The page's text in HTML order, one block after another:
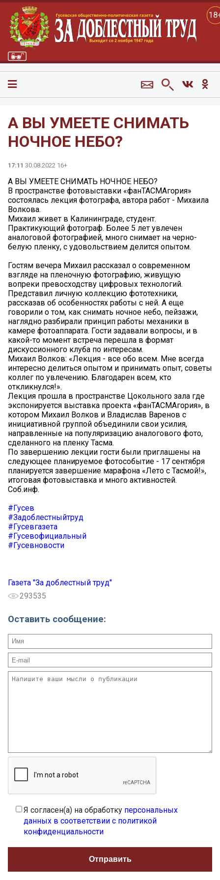
А ВЫ УМЕЕТЕ СНИМАТЬ
НОЧНОЕ НЕБО?
17:11 30.08.2022 16+
А ВЫ УМЕЕТЕ СНИМАТЬ НОЧНОЕ НЕБО?
В пространстве фотовыставки «фанТАСМАгория»
состоялась лекция фотографа, автора работ - Михаила
Волкова.
Михаил живет в Калининграде, студент.
Практикующий фотограф. Более 5 лет увлечен
аналоговой фотографией, много снимает на черно-
белую пленку, с удовольствием делится опытом.
Гостям вечера Михаил рассказал о современном
взгляде на пленочную фотографию, живущую
вопреки превосходству цифровых технологий.
Представил личную коллекцию фототехники,
рассказав об особенностях работы с ней. А еще
говорили о том, как снимать ночное небо, пейзажи,
наглядно разбирали принцип работы механики в
камере фотоаппарата. Гости задавали вопросы, и в
какой-то момент встреча перешла в формат
дискуссионного клуба по интересам.
Михаил Волков: «Лекция - все обо всем. Мне всегда
интересно делиться опытом и принимать опыт, советы
коллег по увлечению. Благодарен всем, кто
откликнулся!».
Лекция прошла в пространстве Цокольного зала где
экспонируется выставка проекта «фанТАСМАгория», в
котором Михаил Волков и Владислав Варенов с
инициативной группой объединили свои усилия,
направленные на популяризацию аналогового фото,
сделанного на пленку Тасма.
По завершению лекции гости были приглашены на
следующее планируемое фотособытие - 17 сентября
планируется завершение марафона «Лето с Тасмой!»,
итоговая фотовыставка и много активностей.
Соб.инф.
#Гусев
#Задоблестныйтруд
#Гусевгазета
#Гусевофициальный
#Гусевновости
Газета "За доблестный труд"
293535
Оставить сообщение:
Я согласен(а) на обработку персональных
данных в соответствии с политикой
конфиденциальности